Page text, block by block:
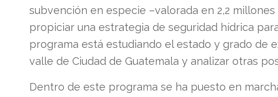
subvención en especie –valorada en 2,2
propiciar una estrategia de seguridad hídrica
programa está estudiando el estado y grado de
valle de Ciudad de Guatemala y analizar otras
Dentro de este programa se ha puesto en